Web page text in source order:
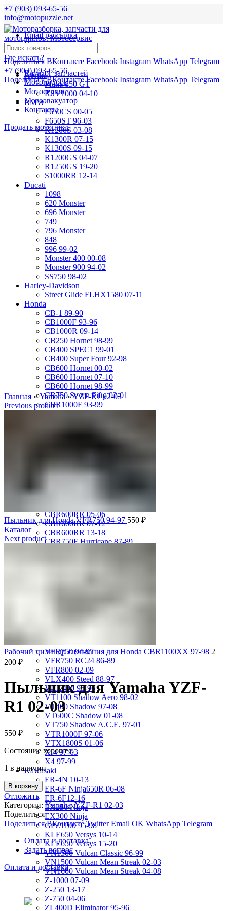
+7 (903) 093-65-56
info@motopuzzle.net
Email рассылка
Новости
Поделиться ВКонтакте Facebook Instagram WhatsApp Telegram
+7 (903) 093-65-56
Поделиться ВКонтакте Facebook Instagram WhatsApp Telegram
Где искать?
Aprilia
Mana 850 GT
RSV1000 04-10
BMW
F650CS 00-05
F650ST 96-03
K1200S 03-08
K1300R 07-15
K1300S 09-15
R1200GS 04-07
R1250GS 19-20
S1000RR 12-14
Ducati
1098
620 Monster
696 Monster
749
796 Monster
848
996 99-02
Monster 400 00-08
Monster 900 94-02
SS750 98-02
Harley-Davidson
Street Glide FLHX1580 07-11
Honda
CB-1 89-90
CB1000F 93-96
CB1000R 09-14
CB250 Hornet 98-99
CB400 SPEC1 99-01
CB400 Super Four 92-98
CB600 Hornet 00-02
CB600 Hornet 07-10
CB600 Hornet 98-99
CB750 Seven Fifty 92-01
CBR1000F 93-99
CBR1000RR 08-11
CBR1100XX 01-07
CBR1100XX 99-00
CBR600F2 PC25 91-94
CBR600F3 PC31 95-98
CBR600F4i PC35 01-06
CBR600RR 03-04
CBR600RR 05-06
CBR600RR 07-12
CBR600RR 13-18
CBR750F Hurricane 87-89
ST1100 Pan European 90-02
VF1000R 84-86
VF750 Super Magna 87-89
VFR750 94-97
VFR750 RC24 86-89
VFR800 02-09
VLX400 Steed 88-97
VRX400 95-96
VT1100 Shadow Aero 98-02
VT400 Shadow 97-08
VT600C Shadow 01-08
VT750 Shadow A.C.E. 97-01
VTR1000F 97-06
VTX1800S 01-06
X-4 97-03
X4 97-99
Kawasaki
ER-4N 10-13
ER-6F Ninja650R 06-08
ER-6F12-16
EX250 Ninja
EX300 Ninja
GPZ1100 95-98
KLE650 Versys 10-14
KLE650 Versys 15-20
VN1500 Vulcan Classic 96-99
VN1500 Vulcan Mean Streak 02-03
VN1600 Vulcan Mean Streak 04-08
Z-1000 07-09
Z-250 13-17
Z-750 04-06
ZL400D Eliminator 95-96
Каталог запчастей
Мотоподбор
Мотосервис
Мотоэвакуатор
Контакты
Продать мотоцикл
Главная »Yamaha»YZF-R1 02-03
Previous product
Пыльник для Honda VFR750 94-97 550 ₽
Каталог
Next product
Рабочий цилиндр сцепления для Honda CBR1100XX 97-98 2
200 ₽
Пыльник для Yamaha YZF-
R1 02-03
550 ₽
Состояние хорошее.
1 в наличии
В корзину
Отложить
Категории:Yamaha,YZF-R1 02-03
Поделиться
Поделиться ВКонтакте Twitter Email OK WhatsApp Telegram
Оплата и доставка
Задать вопрос
Оплата и доставка